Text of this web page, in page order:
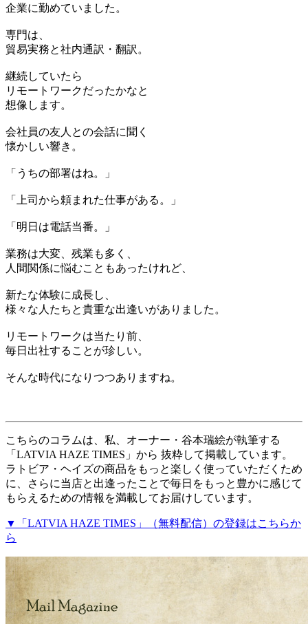
企業に勤めていました。
専門は、
貿易実務と社内通訳・翻訳。
継続していたら
リモートワークだったかなと
想像します。
会社員の友人との会話に聞く
懐かしい響き。
「うちの部署はね。」
「上司から頼まれた仕事がある。」
「明日は電話当番。」
業務は大変、残業も多く、
人間関係に悩むこともあったけれど、
新たな体験に成長し、
様々な人たちと貴重な出逢いがありました。
リモートワークは当たり前、
毎日出社することが珍しい。
そんな時代になりつつありますね。
こちらのコラムは、私、オーナー・谷本瑞絵が執筆する
「LATVIA HAZE TIMES」から 抜粋して掲載しています。
ラトビア・ヘイズの商品をもっと楽しく使っていただくため
に、さらに当店と出逢ったことで毎日をもっと豊かに感じて
もらえるための情報を満載してお届けしています。
▼「LATVIA HAZE TIMES」（無料配信）の登録はこちらか
ら